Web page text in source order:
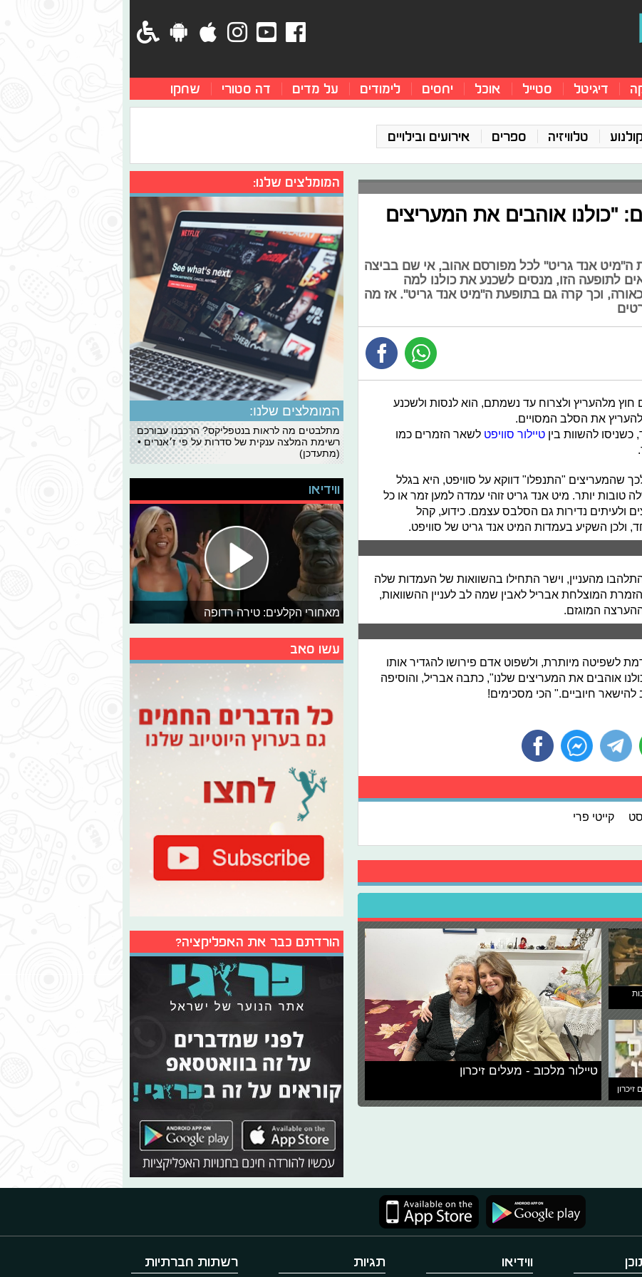
דיגיטל סטייל אוכל יחסים לימודים על מדים דה סטורי שחקו
טלוויזיה ספרים אירועים ובילויים
"כולנו אוהבים את המעריצים
אנד גריט" לכל מפורסם אהוב, אי שם בביצה
לתופעה הזו, מנסים לשכנע את כולנו למה
וכך קרה גם בתופעת ה"מיט אנד גריט". אז מה
מלהעריץ ולצרוח עד נשמתם, הוא לנסות ולשכנע
את הסלב המסויים.
להשוות בין טיילור סוויפט לשאר הזמרים כמו
שהמעריצים "התנפלו" דווקא על סוויפט, היא בגלל
טובות יותר. מיט אנד גריט זוהי עמדה למען זמר או כל
נדירות גם הסלבס עצמם. כידוע, קהל
ולכן השקיע בעמדות המיט אנד גריט של סוויפט.
מהעניין, וישר התחילו בהשוואות של העמדות שלה
המוצלחת אבריל לאבין שמה לב לעניין ההשוואות,
המוגזם.
לשפיטה מיותרת, ולשפוט אדם פירושו להגדיר אותו
אוהבים את המעריצים שלנו", כתבה אבריל, והוסיפה
חיוביים." הכי מסכימים!
קייטי פרי
טיילור מלכוב - מעלים זיכרון
המומלצים שלנו:
המומלצים שלנו:
מתלבטים מה לראות בנטפליקס? הרכבנו עבורכם
רשימת המלצה ענקית של סדרות על פי ז׳אנרים •
(מתעדכן)
ווידיאו
מאחורי הקלעים: טירה רדופה
עשו סאב
הורדתם כבר את האפליקציה?
ווידיאו תגיות רשתות חברתיות